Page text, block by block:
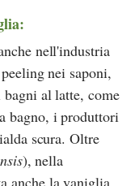
nell'industria
nei saponi,
al latte, come
bagno, i produttori
scura. Oltre
), nella
anche la vaniglia